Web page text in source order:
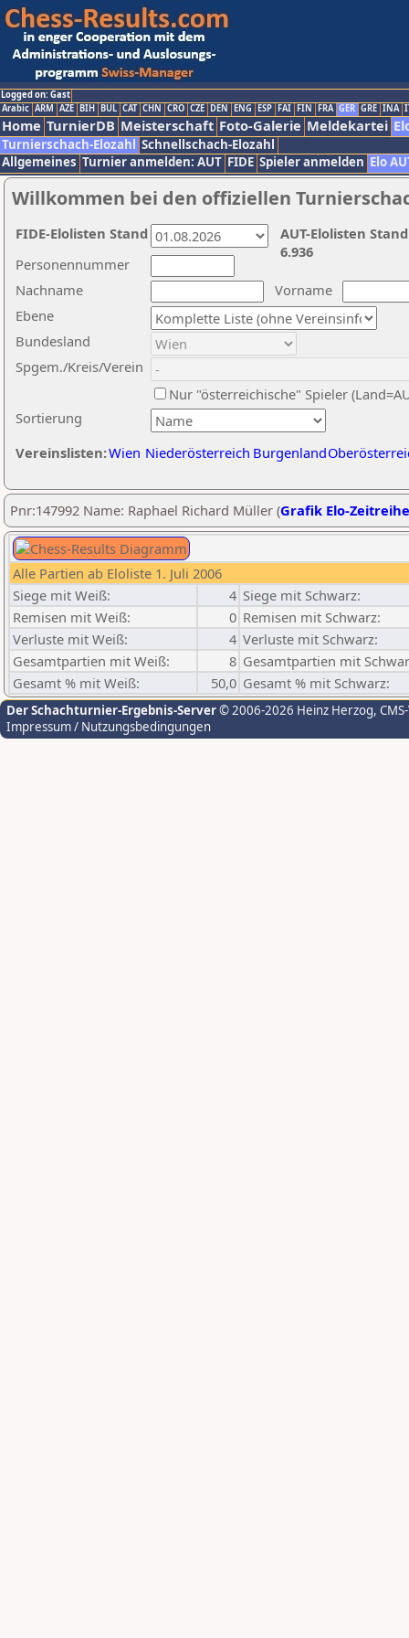
Logged on: Gast
Arabic ARM AZE BIH BUL CAT CHN CRO CZE DEN ENG ESP FAI FIN FRA GER GRE INA
Home TurnierDB Meisterschaft Foto-Galerie Meldekartei
Turnierschach-Elozahl Schnellschach-Elozahl
Allgemeines Turnier anmelden: AUT FIDE Spieler anmelden Elo
Willkommen bei den offiziellen
Nachname
Vorname
Ebene
Sortierung
Personennummer
Bundesland
Spgem./Kreis/Verein
Nur "österreichische" Spieler
Vereinslisten:Wien Niederösterreich Burgenland
AUT-Elolisten
6.936
FIDE-Elolisten Stand
Pnr:147992 Name: Raphael Richard Müller (Grafik Elo-Zeitreihe
Alle Partien ab Eloliste 1. Juli 2006
Siege mit Weiß:
4 Siege mit Schwarz:
Remisen mit Weiß:
0 Remisen mit Schwarz:
Verluste mit Weiß:
4 Verluste mit Schwarz:
Gesamtpartien mit Weiß:
8 Gesamtpartien mit
Gesamt % mit Weiß:
50,0 Gesamt % mit Schwarz:
Der Schachturnier-Ergebnis-Server© 2006-2026 Heinz Herzog,
Impressum / Nutzungsbedingungen